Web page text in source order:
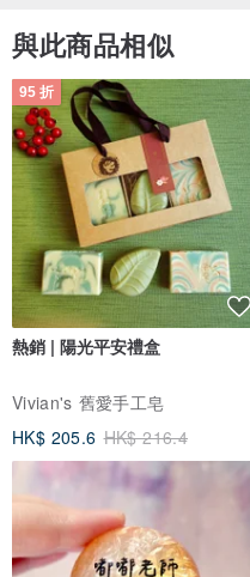
與此商品相似
95 折
熱銷 | 陽光平安禮盒
Vivian's 舊愛手工皂
HK$ 205.6 HK$ 216.4